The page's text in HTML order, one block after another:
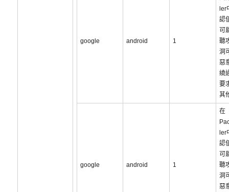
google android 1
ler
認
可
聽
洞
惡
繞
要
其
google android 1
在
ler
認
可
聽
洞
惡